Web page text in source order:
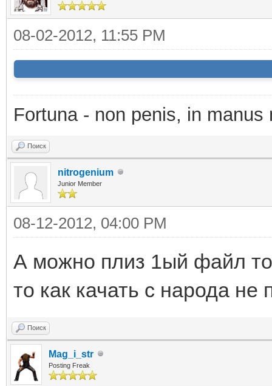
08-02-2012, 11:55 PM
Fortuna - non penis, in manus
Поиск
nitrogenium
Junior Member
08-12-2012, 04:00 PM
А можно плиз 1ый файл
то как качать с народа не
Поиск
Mag_i_str
Posting Freak